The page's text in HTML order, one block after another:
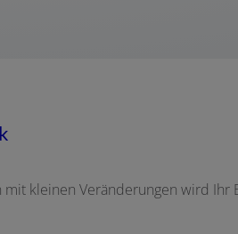
kleinen Veränderungen wird